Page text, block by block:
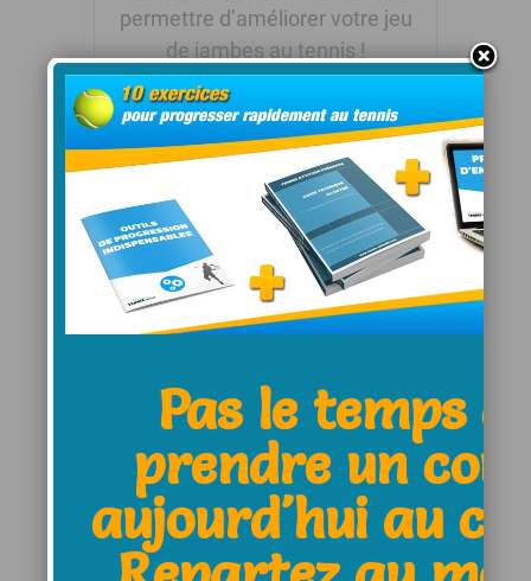
permettre d’améliorer votre jeu
de jambes au tennis !
Leave a Comment:
E-Mail *
Pas le temps
prendre un
aujourd'hui au